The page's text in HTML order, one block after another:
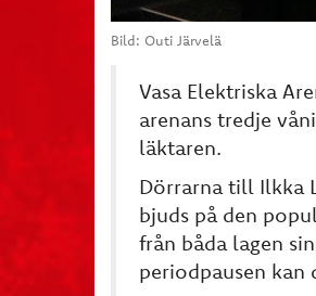
Bild: Outi Järvelä
Vasa Elektriska
arenans tredje
läktaren.
Dörrarna till Ilkka
bjuds på den
från båda lagen
periodpausen kan